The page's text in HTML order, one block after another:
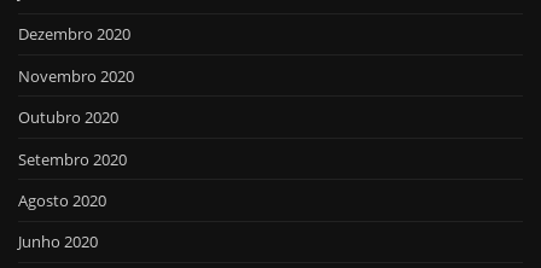
Dezembro 2020
Novembro 2020
Outubro 2020
Setembro 2020
Agosto 2020
Junho 2020